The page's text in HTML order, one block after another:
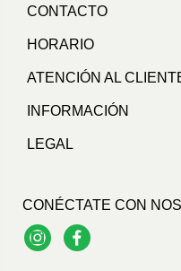
CONTACTO
HORARIO
ATENCIÓN AL
INFORMACIÓN
LEGAL
CONÉCTATE CON
InstagramFacebook